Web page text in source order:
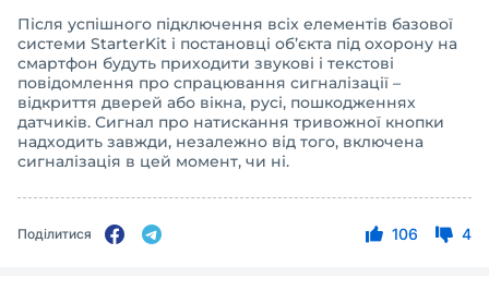
Після успішного підключення всіх елементів базової
системи StarterKit і постановці об’єкта під охорону на
смартфон будуть приходити звукові і текстові
повідомлення про спрацювання сигналізації –
відкриття дверей або вікна, русі, пошкодженнях
датчиків. Сигнал про натискання тривожної кнопки
надходить завжди, незалежно від того, включена
сигналізація в цей момент, чи ні.
Поділитися 106 4